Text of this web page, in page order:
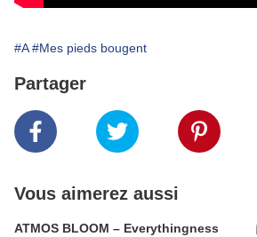
#A #Mes pieds bougent
Partager
Vous aimerez aussi
ATMOS BLOOM – Everythingness